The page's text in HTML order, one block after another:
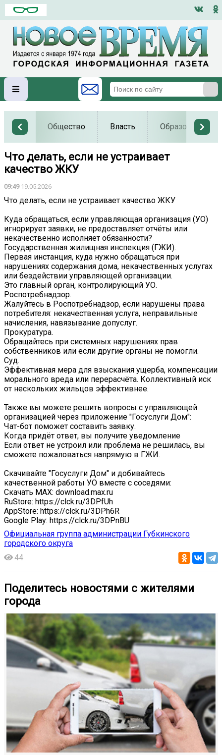
Общество Власть Образование
Что делать, если не устраивает
качество ЖКУ
09:4919.05.2026
Что делать, если не устраивает качество ЖКУ
Куда обращаться, если управляющая организация (УО)
игнорирует заявки, не предоставляет отчёты или
некачественно исполняет обязанности?
Государственная жилищная инспекция (ГЖИ).
Первая инстанция, куда нужно обращаться при
нарушениях содержания дома, некачественных услугах
или бездействии управляющей организации.
Это главный орган, контролирующий УО.
Роспотребнадзор.
Жалуйтесь в Роспотребнадзор, если нарушены права
потребителя: некачественная услуга, неправильные
начисления, навязывание допуслуг.
Прокуратура.
Обращайтесь при системных нарушениях прав
собственников или если другие органы не помогли.
Суд.
Эффективная мера для взыскания ущерба, компенсации
морального вреда или перерасчёта. Коллективный иск
от нескольких жильцов эффективнее.
Также вы можете решить вопросы с управляющей
организацией через приложение "Госуслуги Дом":
Чат-бот поможет составить заявку.
Когда придёт ответ, вы получите уведомление
Если ответ не устроил или проблема не решилась, вы
сможете пожаловаться напрямую в ГЖИ.
Скачивайте "Госуслуги Дом" и добивайтесь
качественной работы УО вместе с соседями:
Скачать МАХ: download.max.ru
RuStore: https://clck.ru/3DPfUh
AppStore: https://clck.ru/3DPh6R
Google Play: https://clck.ru/3DPnBU
Официальная группа администрации Губкинского
городского округа
44
Поделитесь новостями с жителями
города